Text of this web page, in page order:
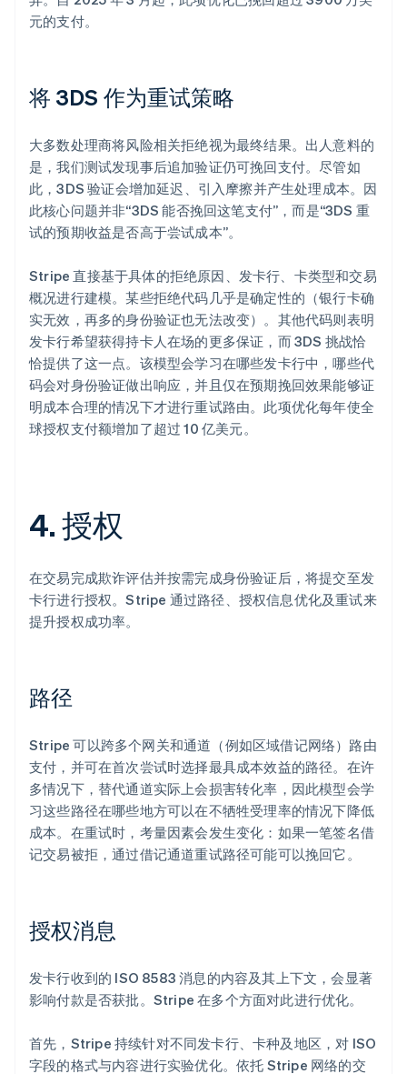
元的支付。
将 3DS 作为重试策略
大多数处理商将风险相关拒绝视为最终结果。出人意料的
是，我们测试发现事后追加验证仍可挽回支付。尽管如
此，3DS 验证会增加延迟、引入摩擦并产生处理成本。因
此核心问题并非“3DS 能否挽回这笔支付”，而是“3DS 重
试的预期收益是否高于尝试成本”。
Stripe 直接基于具体的拒绝原因、发卡行、卡类型和交易
概况进行建模。某些拒绝代码几乎是确定性的（银行卡确
实无效，再多的身份验证也无法改变）。其他代码则表明
发卡行希望获得持卡人在场的更多保证，而 3DS 挑战恰
恰提供了这一点。该模型会学习在哪些发卡行中，哪些代
码会对身份验证做出响应，并且仅在预期挽回效果能够证
明成本合理的情况下才进行重试路由。此项优化每年使全
球授权支付额增加了超过 10 亿美元。
4. 授权
在交易完成欺诈评估并按需完成身份验证后，将提交至发
卡行进行授权。Stripe 通过路径、授权信息优化及重试来
提升授权成功率。
路径
Stripe 可以跨多个网关和通道（例如区域借记网络）路由
支付，并可在首次尝试时选择最具成本效益的路径。在许
多情况下，替代通道实际上会损害转化率，因此模型会学
习这些路径在哪些地方可以在不牺牲受理率的情况下降低
成本。在重试时，考量因素会发生变化：如果一笔签名借
记交易被拒，通过借记通道重试路径可能可以挽回它。
授权消息
发卡行收到的 ISO 8583 消息的内容及其上下文，会显著
影响付款是否获批。Stripe 在多个方面对此进行优化。
首先，Stripe 持续针对不同发卡行、卡种及地区，对 ISO
字段的格式与内容进行实验优化。依托 Stripe 网络的交